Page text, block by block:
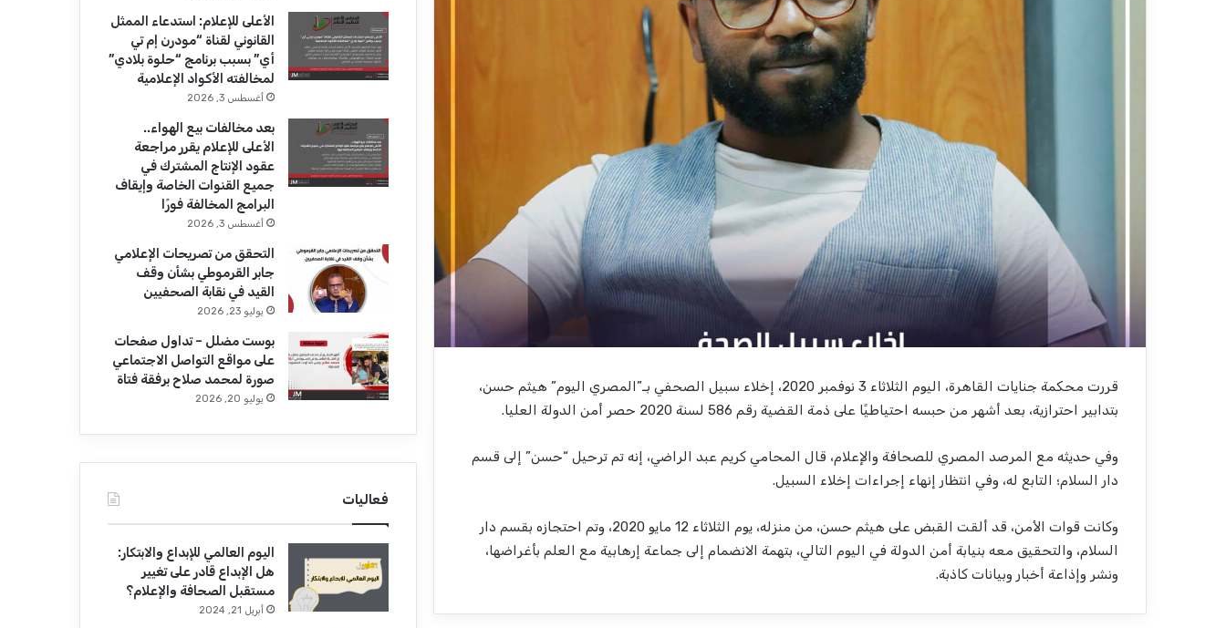
قررت محكمة جنايات القاهرة، اليوم الثلاثاء 3 نوفمبر 2020، إخلاء سبيل الصحفي بـ”المصري اليوم” هيثم حسن،
بتدابير احترازية، بعد أشهر من حبسه احتياطيًا على ذمة القضية رقم 586 لسنة 2020 حصر أمن الدولة العليا.
وفي حديثه مع المرصد المصري للصحافة والإعلام، قال المحامي كريم عبد الراضي، إنه تم ترحيل “حسن” إلى قسم
دار السلام؛ التابع له، وفي انتظار إنهاء إجراءات إخلاء السبيل.
وكانت قوات الأمن، قد ألقت القبض على هيثم حسن، من منزله، يوم الثلاثاء 12 مايو 2020، وتم احتجازه بقسم دار
السلام، والتحقيق معه بنيابة أمن الدولة في اليوم التالي، بتهمة الانضمام إلى جماعة إرهابية مع العلم بأغراضها،
ونشر وإذاعة أخبار وبيانات كاذبة.
e
م
الأعلى للإعلام: استدعاء الممثل
القانوني لقناة “مودرن إم تي
أي” بسبب برنامج “حلوة بلادي”
لمخالفته الأكواد الإعلامية
أغسطس 3, 2026
بعد مخالفات بيع الهواء..
الأعلى للإعلام يقرر مراجعة
عقود الإنتاج المشترك في
جميع القنوات الخاصة وإيقاف
البرامج المخالفة فورًا
أغسطس 3, 2026
التحقق من تصريحات الإعلامي
جابر القرموطي بشأن وقف
القيد في نقابة الصحفيين
يوليو 23, 2026
بوست مضلل – تداول صفحات
على مواقع التواصل الاجتماعي
صورة لمحمد صلاح برفقة فتاة
يوليو 20, 2026
فعاليات
اليوم العالمي للإبداع والابتكار:
هل الإبداع قادر على تغيير
مستقبل الصحافة والإعلام؟
أبريل 21, 2024